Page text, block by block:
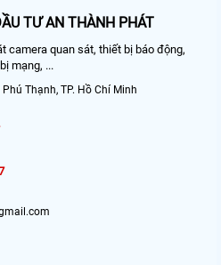
TƯ AN THÀNH PHÁT
camera quan sát, thiết bị báo động,
mạng, ...
Thạnh, TP. Hồ Chí Minh